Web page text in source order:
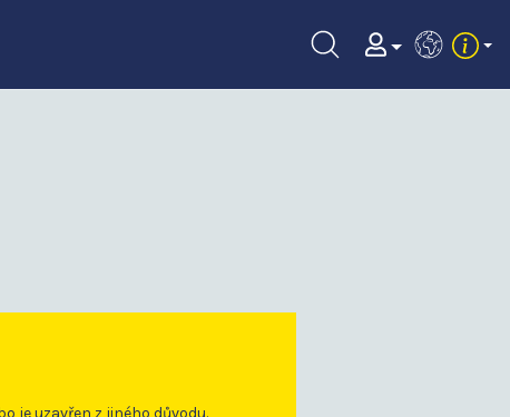
EN
je uzavřen z jiného důvodu.